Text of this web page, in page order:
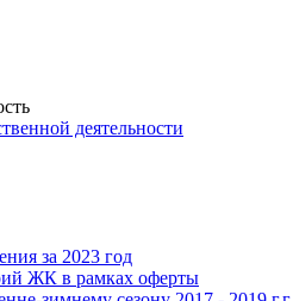
деятельности
за 2023 год
ЖК в рамках оферты